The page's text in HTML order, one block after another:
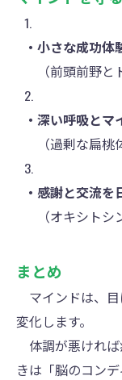
・小さな成功
（前頭前野と
・深い呼吸と
（過剰な扁桃
・感謝と交流を
（オキシトシ
まとめ
マインドは、
変化します。
体調が悪ければ
きは「脳のコン